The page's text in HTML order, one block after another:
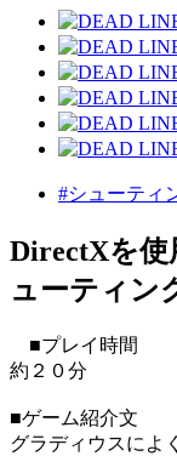
#シューティ
DirectXを使
ューティン
■プレイ時間
約２０分
■ゲーム紹介文
グラディウスによ